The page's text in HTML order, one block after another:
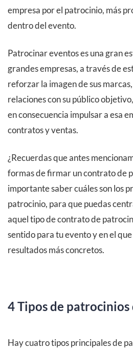
empresa por el patrocinio, más
dentro del evento.
Patrocinar eventos es una gran
grandes empresas, a través de
reforzar la imagen de sus
relaciones con su público
en consecuencia impulsar a esa
contratos y ventas.
¿Recuerdas que antes
formas de firmar un contrato de
importante saber cuáles son los
patrocinio, para que puedas
aquel tipo de contrato de
sentido para tu evento y en el
resultados más concretos.
4 Tipos de patrocinios
Hay cuatro tipos principales de